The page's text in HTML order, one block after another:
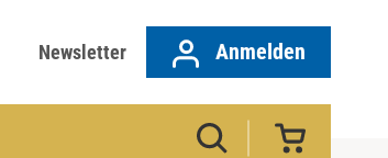
Newsletter Anmelden